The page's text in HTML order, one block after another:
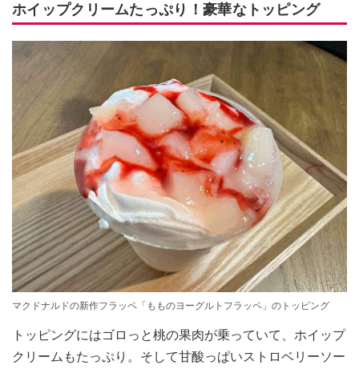
ホイップクリームたっぷり！豪華なトッピング
マクドナルドの新作フラッペ「もものヨーグルトフラッペ」のトッピング
トッピングにはゴロっと桃の果肉が乗っていて、ホイップ
クリームもたっぷり。そして甘酸っぱいストロベリーソー